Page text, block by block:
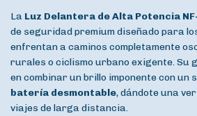
La Luz Delantera de Alta Potencia
de seguridad premium diseñado para
enfrentan a caminos completamente
rurales o ciclismo urbano exigente. Su
en combinar un brillo imponente con un
batería desmontable, dándote una
viajes de larga distancia.